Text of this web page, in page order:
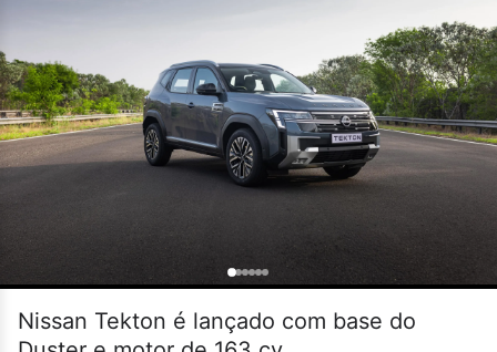
Nissan Tekton é lançado com base do